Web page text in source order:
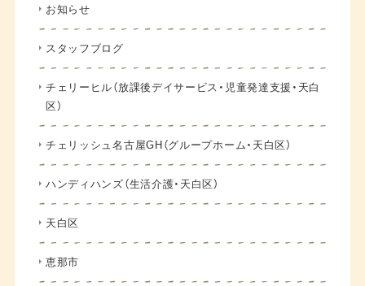
お知らせ
スタッフブログ
チェリーヒル（放課後デイサービス・児童発達支援・天白
区）
チェリッシュ名古屋GH（グループホーム・天白区）
ハンディハンズ（生活介護・天白区）
天白区
恵那市